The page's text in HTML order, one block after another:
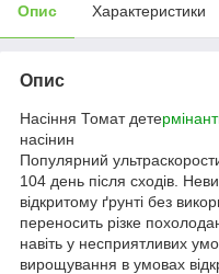
Опис Характеристики
Опис
Насіння Томат детермінант
насінин
Популярний
104 день після сходів.
відкритому ґрунті без
переносить різке
навіть у несприятливих
вирощування в умовах